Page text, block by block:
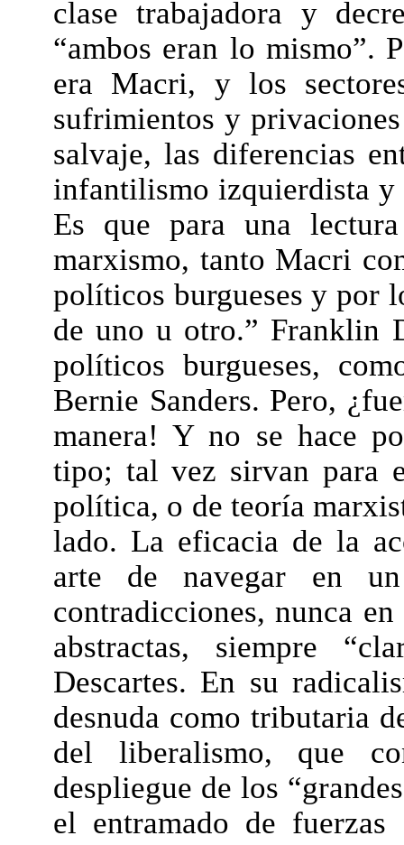
clase trabajadora y
“ambos eran lo mismo”.
era Macri, y los
sufrimientos y
salvaje, las diferencias
infantilismo izquierdista y
Es que para una
marxismo, tanto Macri
políticos burgueses y por
de uno u otro.” Franklin
políticos burgueses,
Bernie Sanders. Pero,
manera! Y no se hace
tipo; tal vez sirvan para
política, o de teoría
lado. La eficacia de la
arte de navegar en
contradicciones, nunca
abstractas, siempre
Descartes. En su
desnuda como tributaria
del liberalismo, que
despliegue de los
el entramado de